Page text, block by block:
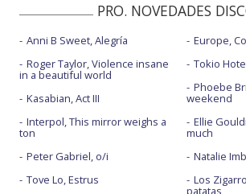
PRO. NOVEDADES
Anni B Sweet, Alegría
Roger Taylor, Violence insane
in a beautiful world
Kasabian, Act III
Interpol, This mirror weighs a
ton
Peter Gabriel, o/i
Tove Lo, Estrus
Europe,
Tokio
Phoebe
weekend
Ellie
much
Natalie
Los
patatas